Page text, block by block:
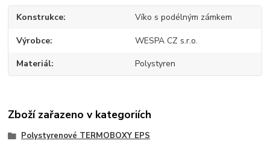
Konstrukce Víko s podélným zámkem
Výrobce WESPA CZ s.r.o.
Materiál Polystyren
Zboží zařazeno v kategoriích
Polystyrenové TERMOBOXY EPS